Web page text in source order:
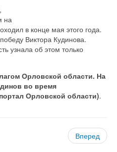
на
в конце мая этого года.
Виктора Кудинова.
узнала об этом только
Орловской области. На
во время
Орловской области).
Вперед